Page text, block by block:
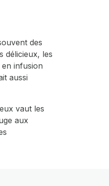
des
délicieux, les
infusion
aussi
vaut les
aux